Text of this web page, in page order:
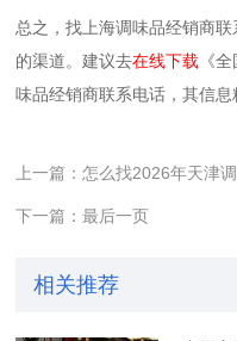
总之，找上海调味品经销商
的渠道。建议去在线下载 《
味品经销商联系电话，其信息
上一篇：怎么找2026年天津
下一篇：最后一页
相关推荐